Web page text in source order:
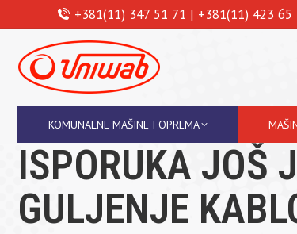
+381(11) 347 51 71 | +381(11) 423 65
KOMUNALNE MAŠINE I OPREMA
ISPORUKA JOŠ
GULJENJE